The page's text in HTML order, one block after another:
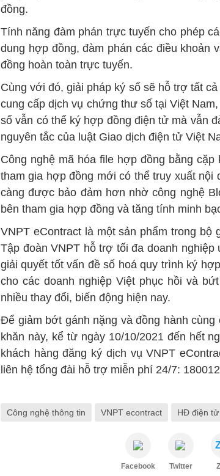
đồng.
Tính năng đàm phán trực tuyến cho phép
dung hợp đồng, đàm phán các điều khoản
đồng hoàn toàn trực tuyến.
Cùng với đó, giải pháp ký số sẽ hỗ trợ tất
cung cấp dịch vụ chứng thư số tại Việt
số vẫn có thể ký hợp đồng điện tử mà vẫn
nguyên tắc của luật Giao dịch điện tử Việt
Công nghệ mã hóa file hợp đồng bằng
tham gia hợp đồng mới có thể truy xuất
càng được bảo đảm hơn nhờ công nghệ
bên tham gia hợp đồng và tăng tính minh
VNPT eContract là một sản phẩm trong bộ
Tập đoàn VNPT hỗ trợ tối đa doanh
giải quyết tốt vấn đề số hoá quy trình ký
cho các doanh nghiệp Việt phục hồi và
nhiều thay đổi, biến động hiện nay.
Để giảm bớt gánh nặng và đồng hành
khăn này, kể từ ngày 10/10/2021 đến hết
khách hàng đăng ký dịch vụ VNPT
liên hệ tổng đài hỗ trợ miễn phí 24/7:
Công nghệ thông tin VNPT econtract HĐ điện tử
Facebook Twitter